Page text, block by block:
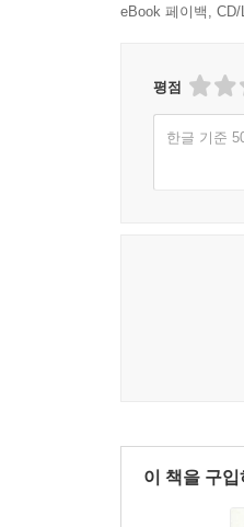
eBook 페이백,
평점
한글 기준
이 책을 구